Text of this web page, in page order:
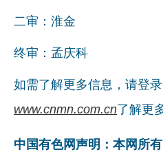
二审：淮金
终审：孟庆科
如需了解更多信息，请登录
www.cnmn.com.cn了解更
中国有色网声明：本网所